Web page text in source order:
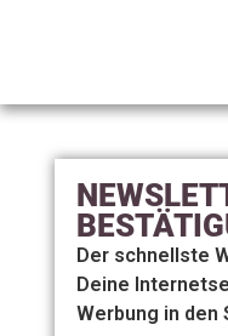
Der schnellste
Deine
Werbung in den